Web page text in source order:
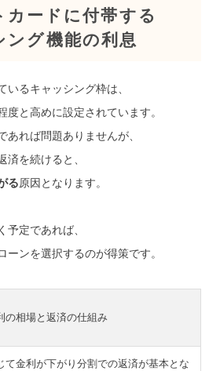
カードに付帯する
ング機能の利息
いるキャッシング枠は、
と高めに設定されています。
あれば問題ありませんが、
済を続けると、
る原因となります。
予定であれば、
ンを選択するのが得策です。
の相場と返済の仕組み
て金利が下がり分割での返済が基本とな